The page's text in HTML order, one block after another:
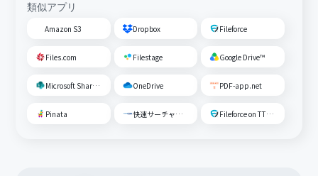
類似アプリ
Amazon S3 Dropbox Fileforce
Files.com Filestage Google Drive™
Microsoft SharePoint OneDrive PDF-app.net
Pinata 快速サーチャーGX Fileforce on TTS Cloud